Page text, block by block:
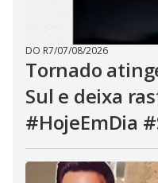
DO R7/07/08/2026
Tornado
Sul e deixa
#HojeEmDia